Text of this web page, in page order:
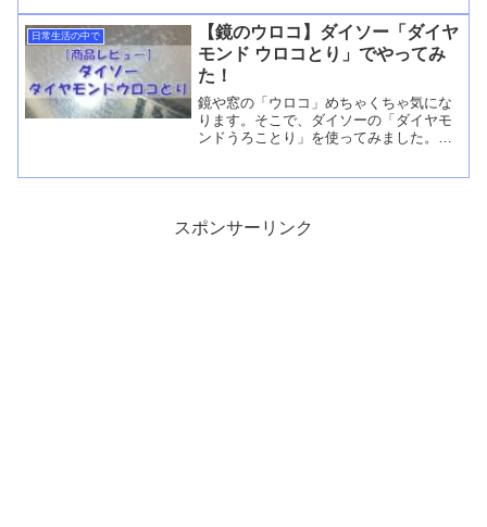
日常生活の中で
【鏡のウロコ】ダイソー「ダイヤ
モンド ウロコとり」でやってみ
た！
鏡や窓の「ウロコ」めちゃくちゃ気にな
ります。そこで、ダイソーの「ダイヤモ
ンドうろことり」を使ってみました。そ
スポンサーリンク